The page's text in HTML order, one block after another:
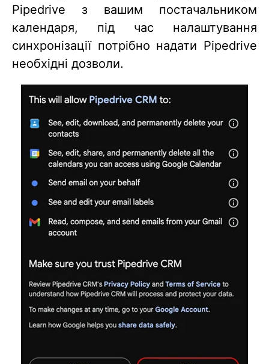
Pipedrive з вашим постачальником
календаря, під час налаштування
синхронізації потрібно надати Pipedrive
необхідні дозволи.